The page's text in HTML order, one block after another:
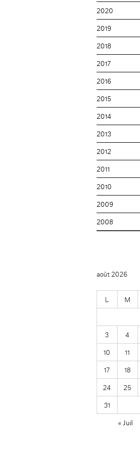
2020
2019
2018
2017
2016
2015
2014
2013
2012
2011
2010
2009
2008
août 2026
L M
3
4
10
11
17
18
24
25
31
« Juil